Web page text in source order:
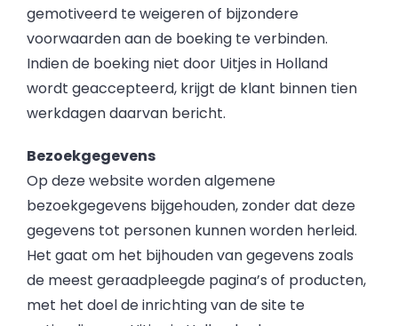
gemotiveerd te weigeren of bijzondere
voorwaarden aan de boeking te verbinden.
Indien de boeking niet door Uitjes in Holland
wordt geaccepteerd, krijgt de klant binnen tien
werkdagen daarvan bericht.
Bezoekgegevens
Op deze website worden algemene
bezoekgegevens bijgehouden, zonder dat deze
gegevens tot personen kunnen worden herleid.
Het gaat om het bijhouden van gegevens zoals
de meest geraadpleegde pagina’s of producten,
met het doel de inrichting van de site te